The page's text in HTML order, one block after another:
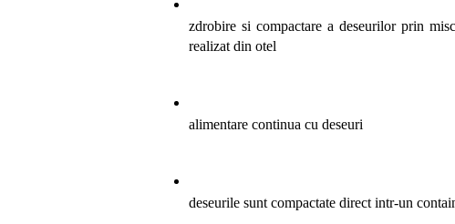
zdrobire si compactare a deseurilor prin
realizat din otel
alimentare continua cu deseuri
deseurile sunt compactate direct intr-un